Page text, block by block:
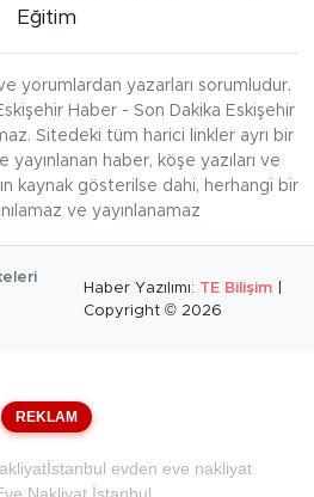
Eğitim
yorumlardan yazarları sorumludur.
Haber - Son Dakika Eskişehir
Sitedeki tüm harici linkler ayrı bir
yayınlanan haber, köşe yazıları ve
kaynak gösterilse dahi, herhangi bir
ve yayınlanamaz
Haber Yazılımı: TE Bilişim
Copyright © 2026
REKLAM
İstanbul evden eve nakliyat